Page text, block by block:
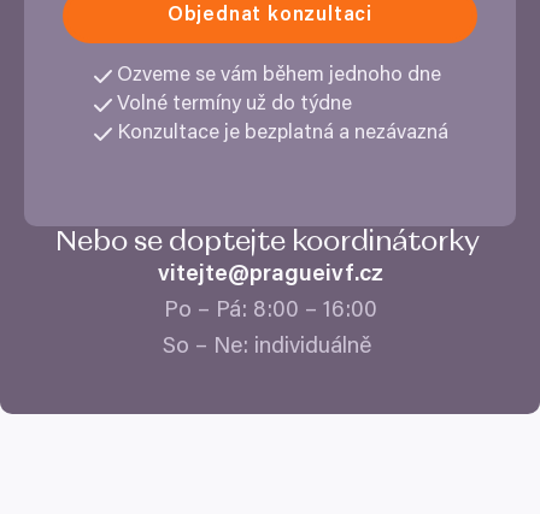
Objednat konzultaci
Ozveme se vám během jednoho dne
Volné termíny už do týdne
Konzultace je bezplatná a nezávazná
Nebo se doptejte koordinátorky
vitejte@​pragueivf.​cz
Po – Pá: 8:00 – 16:00
So – Ne: individuálně